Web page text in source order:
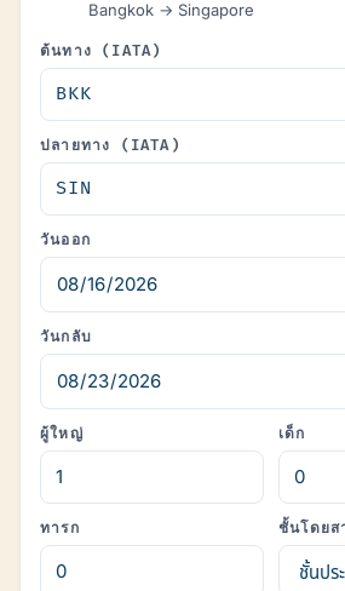
Bangkok → Singapore
ต้นทาง (IATA)
ปลายทาง (IATA)
วันออก
วันกลับ
ผู้ใหญ่ เด็ก
ทารก ชั้นโดยส